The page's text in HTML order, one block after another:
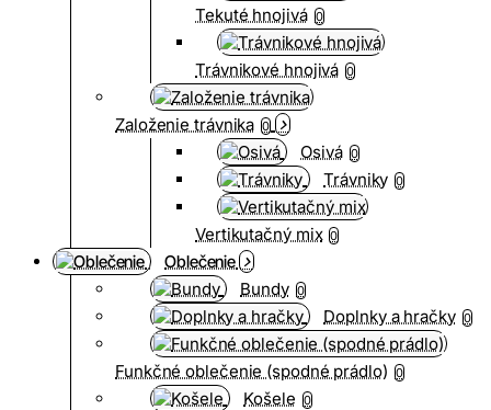
Tekuté hnojivá 0
Trávnikové hnojivá 0
Založenie trávnika 0
Osivá 0
Trávniky 0
Vertikutačný mix 0
Oblečenie
Bundy 0
Doplnky a hračky 0
Funkčné oblečenie (spodné prádlo) 0
Košele 0